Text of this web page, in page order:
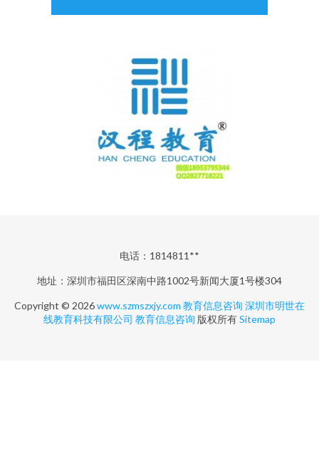
电话：1814811**
地址：深圳市福田区深南中路1002号新闻大厦1号楼304
Copyright © 2026www.szmszxjy.com 教育信息咨询 深圳市明世在
线教育科技有限公司 教育信息咨询 版权所有Sitemap